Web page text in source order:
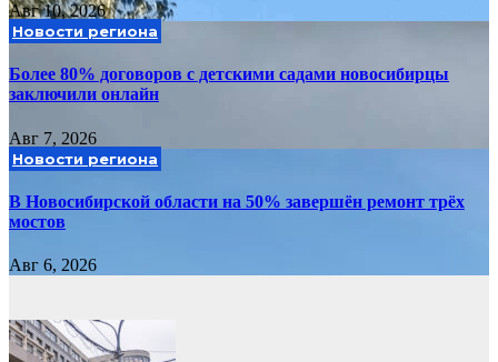
Авг 10, 2026
Новости региона
Более 80% договоров с детскими садами новосибирцы
заключили онлайн
Авг 7, 2026
Новости региона
В Новосибирской области на 50% завершён ремонт трёх
мостов
Авг 6, 2026